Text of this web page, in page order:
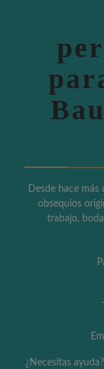
Desde hace más
obsequios
trabajo,
¿Necesitas